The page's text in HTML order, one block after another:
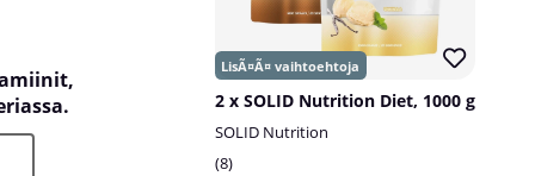
2 x SOLID Nutrition Diet, 1000 g
SOLID Nutrition
8